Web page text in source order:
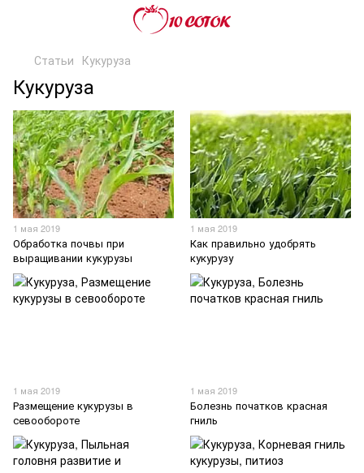
Статьи Кукуруза
Кукуруза
1 мая 2019
Обработка почвы при
выращивании кукурузы
1 мая 2019
Как правильно удобрять
кукурузу
1 мая 2019
Размещение кукурузы в
севообороте
1 мая 2019
Болезнь початков красная
гниль